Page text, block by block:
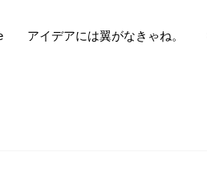
アイデアには翼がなきゃね。